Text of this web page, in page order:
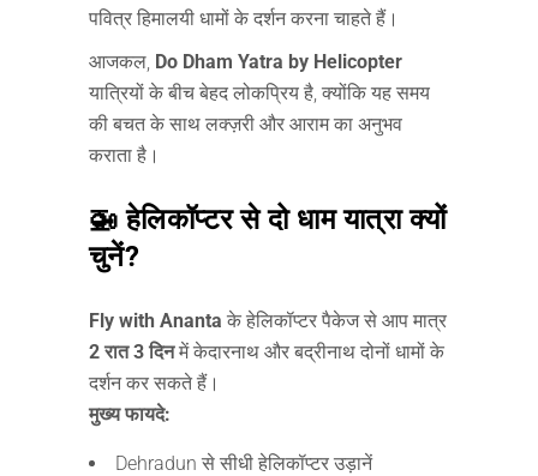
पवित्र हिमालयी धामों के दर्शन करना चाहते हैं।
आजकल, Do Dham Yatra by Helicopter
यात्रियों के बीच बेहद लोकप्रिय है, क्योंकि यह समय
की बचत के साथ लक्ज़री और आराम का अनुभव
कराता है।
🚁 हेलिकॉप्टर से दो धाम यात्रा क्यों
चुनें?
Fly with Ananta के हेलिकॉप्टर पैकेज से आप मात्र
2 रात 3 दिनमें केदारनाथ और बद्रीनाथ दोनों धामों के
दर्शन कर सकते हैं।
मुख्य फायदे:
Dehradun से सीधी हेलिकॉप्टर उड़ानें